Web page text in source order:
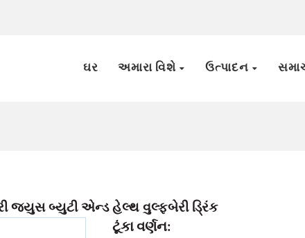
ઘર અમારા વિશે ઉત્પાદન
જ્યુસ બ્યુટી એન્ડ હેલ્થ વુલ્ફબેરી ડ્રિંક
ટૂંકા વર્ણન: